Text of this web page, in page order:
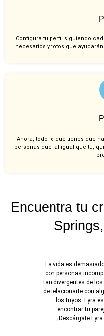
Configura tu perfil siguiendo
necesarios y fotos que
Ahora, todo lo que tienes que
personas que, al igual que tú,
Encuentra tu
La vida es
con personas
tan divergentes de
de relacionarte con
los tuyos. Fyra
encontrar tu
¡Descárgate